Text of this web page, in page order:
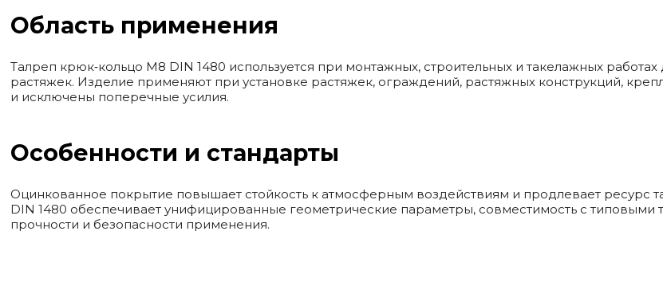
Область применения
Талреп крюк‑кольцо М8 DIN 1480 используется при монтажных, строительных и такелажных
растяжек. Изделие применяют при установке растяжек, ограждений, растяжных конструкций,
и исключены поперечные усилия.
Особенности и стандарты
Оцинкованное покрытие повышает стойкость к атмосферным воздействиям и продлевает ресурс
DIN 1480 обеспечивает унифицированные геометрические параметры, совместимость с
прочности и безопасности применения.